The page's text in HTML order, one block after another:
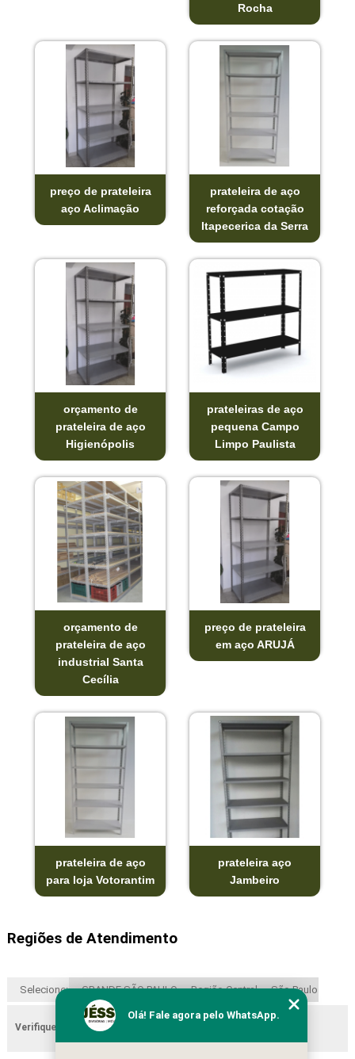
Rocha
preço de prateleira
aço Aclimação
prateleira de aço
reforçada cotação
Itapecerica da Serra
orçamento de
prateleira de aço
Higienópolis
prateleiras de aço
pequena Campo
Limpo Paulista
orçamento de
prateleira de aço
industrial Santa
Cecília
preço de prateleira
em aço ARUJÁ
prateleira de aço
para loja Votorantim
prateleira aço
Jambeiro
Regiões de Atendimento
Selecione: GRANDE SÃO PAULO Região Central São Paulo
Verifique as regiões que atendemos
Olá! Fale agora pelo WhatsApp.